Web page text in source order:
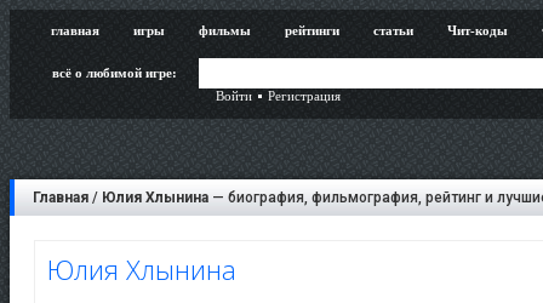
главная игры фильмы рейтинги статьи Чит-коды
всё о любимой игре:
Войти
Регистрация
Главная / Юлия Хлынина — биография, фильмография, рейтинг и
Юлия Хлынина